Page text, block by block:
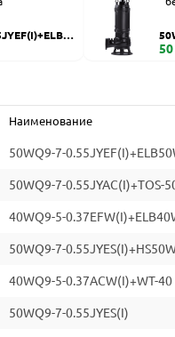
0
Наименование
50WQ9-7-
50WQ9-7-0.55JYAC(I)+TOS-
40WQ9-5-
50WQ9-7-
40WQ9-5-0.37ACW(I)+WT-40
50WQ9-7-0.55JYES(I)